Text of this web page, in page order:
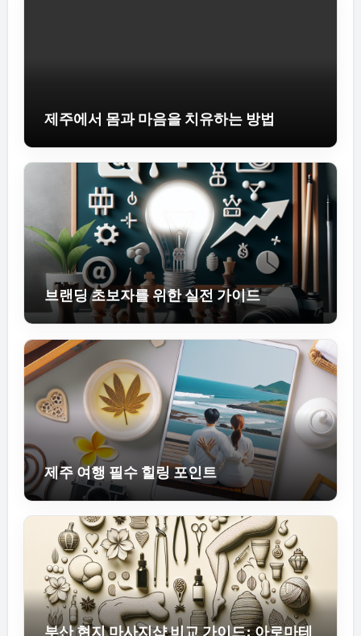
제주에서 몸과 마음을 치유하는 방법
브랜딩 초보자를 위한 실전 가이드
제주 여행 필수 힐링 포인트
부산 현지 마사지샵 비교 가이드: 아로마테